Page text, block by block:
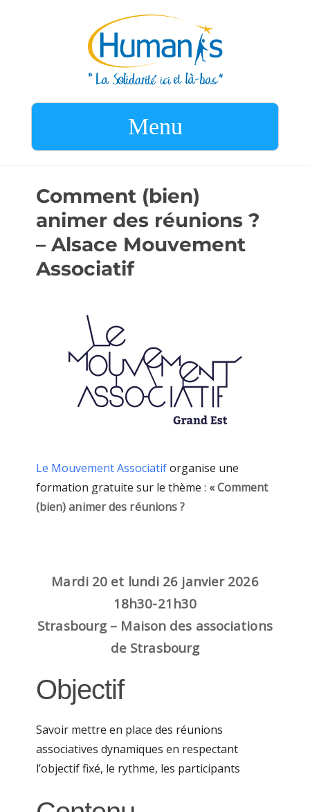
Menu
Comment (bien)
animer des réunions ?
– Alsace Mouvement
Associatif
Le Mouvement Associatiforganise une
formation gratuite sur le thème : « Comment
(bien) animer des réunions ?
Mardi 20 et lundi 26 janvier 2026
18h30-21h30
Strasbourg – Maison des associations
de Strasbourg
Objectif
Savoir mettre en place des réunions
associatives dynamiques en respectant
l’objectif fixé, le rythme, les participants